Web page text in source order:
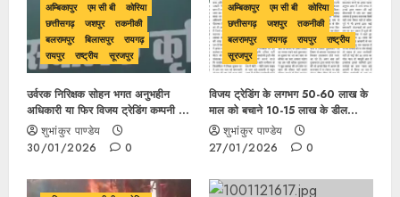
अम्बिकापुर एम सी बी
कोरिया
छत्तीसगढ़
जशपुर
तकनीकी
बलरामपुर
बिलासपुर
रायगढ़
रायपुर
राष्ट्रीय सूरजपुर
उर्वरक निरिक्षक सोहन भगत अनुभहीन
अधिकारी या फिर विजय ट्रेडिंग कम्पनी से
सेटिंग के प्रयास का मास्टरमाइंड ?
शुभांकुर पाण्डेय
30/01/2026
0
अम्बिकापुर एम सी बी
कोरिया
छत्तीसगढ़
जशपुर
तकनीकी
बलरामपुर
रायगढ़ रायपुर
राष्ट्रीय
सूरजपुर
विजय ट्रेडिंग के लगभग 50-60 लाख के
माल को बचाने 10-15 लाख के डील
फ़ाइनल होने का क़ृषि अधिकारी को है
इंतजार ?
शुभांकुर पाण्डेय
27/01/2026
0